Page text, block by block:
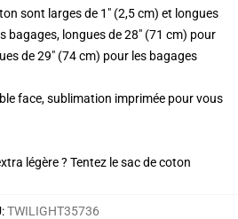
sont larges de 1" (2,5 cm) et longues
bagages, longues de 28" (71 cm) pour
de 29" (74 cm) pour les bagages
face, sublimation imprimée pour vous
légère ? Tentez le sac de coton
:TWILIGHT35736